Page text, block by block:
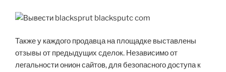
Также у каждого продавца на площадке выставлены
отзывы от предыдущих сделок. Независимо от
легальности онион сайтов, для безопасного доступа к